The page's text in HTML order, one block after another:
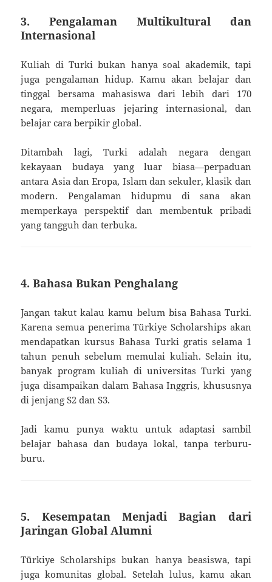
3. Pengalaman Multikultural dan
Internasional
Kuliah di Turki bukan hanya soal akademik, tapi
juga pengalaman hidup. Kamu akan belajar dan
tinggal bersama mahasiswa dari lebih dari 170
negara, memperluas jejaring internasional, dan
belajar cara berpikir global.
Ditambah lagi, Turki adalah negara dengan
kekayaan budaya yang luar biasa—perpaduan
antara Asia dan Eropa, Islam dan sekuler, klasik dan
modern. Pengalaman hidupmu di sana akan
memperkaya perspektif dan membentuk pribadi
yang tangguh dan terbuka.
4. Bahasa Bukan Penghalang
Jangan takut kalau kamu belum bisa Bahasa Turki.
Karena semua penerima Türkiye Scholarships akan
mendapatkan kursus Bahasa Turki gratis selama 1
tahun penuh sebelum memulai kuliah. Selain itu,
banyak program kuliah di universitas Turki yang
juga disampaikan dalam Bahasa Inggris, khususnya
di jenjang S2 dan S3.
Jadi kamu punya waktu untuk adaptasi sambil
belajar bahasa dan budaya lokal, tanpa terburu-
buru.
5. Kesempatan Menjadi Bagian dari
Jaringan Global Alumni
Türkiye Scholarships bukan hanya beasiswa, tapi
juga komunitas global. Setelah lulus, kamu akan